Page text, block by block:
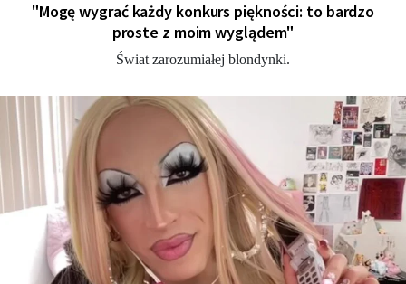
"Mogę wygrać każdy konkurs piękności: to bardzo
proste z moim wyglądem"
Świat zarozumiałej blondynki.